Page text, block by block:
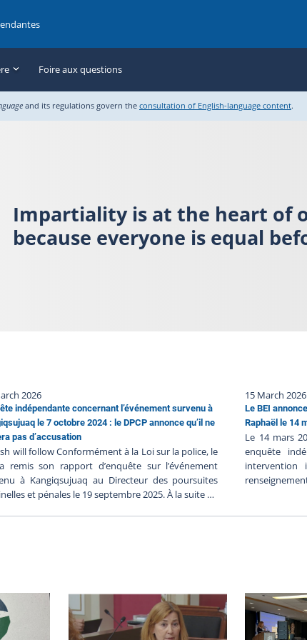
Foire aux questions
and its regulations govern the consultation of English-language content.
Impartiality is at the heart of
because everyone is equal
2026
indépendante concernant l’événement survenu à
le 7 octobre 2024 : le DPCP annonce qu’il ne
pas d’accusation
will follow Conformément à la Loi sur la police, le
remis son rapport d’enquête sur l’événement
à Kangiqsujuaq au Directeur des poursuites
et pénales le 19 septembre 2025. À la suite de
davantage d’informations pour le moment
ne pas nuire à l’équité et à l’intégrité du
judiciaire. Le bilan d’enquête suivant la
habituelle sera publié lorsque ces procédures
15 March 2026
Le BEI
Raphaël le 14
Le 14 mars
enquête
intervention
ordres ;La
une arme à
de la
policier ;La